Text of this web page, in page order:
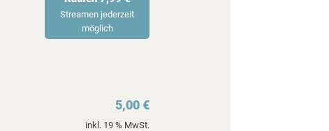
Streamen jederzeit
möglich
5,00 €
inkl. 19 % MwSt.